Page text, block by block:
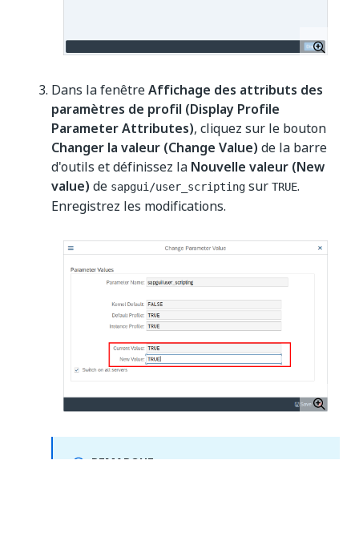
Dans la fenêtreAffichage des attributs des
paramètres de profil (Display Profile
Parameter Attributes), cliquez sur le bouton
Changer la valeur (Change Value) de la barre
d'outils et définissez la Nouvelle valeur (New
value) de sapgui/user_scripting sur TRUE.
Enregistrez les modifications.
REMARQUE :